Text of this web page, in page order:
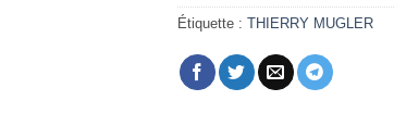
Étiquette : THIERRY MUGLER